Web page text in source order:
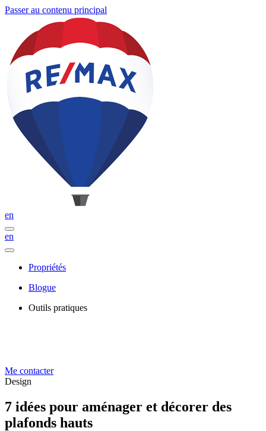
Passer au contenu principal
en
en
Propriétés
Blogue
Outils pratiques
Me contacter
Design
7 idées pour aménager et décorer des
plafonds hauts